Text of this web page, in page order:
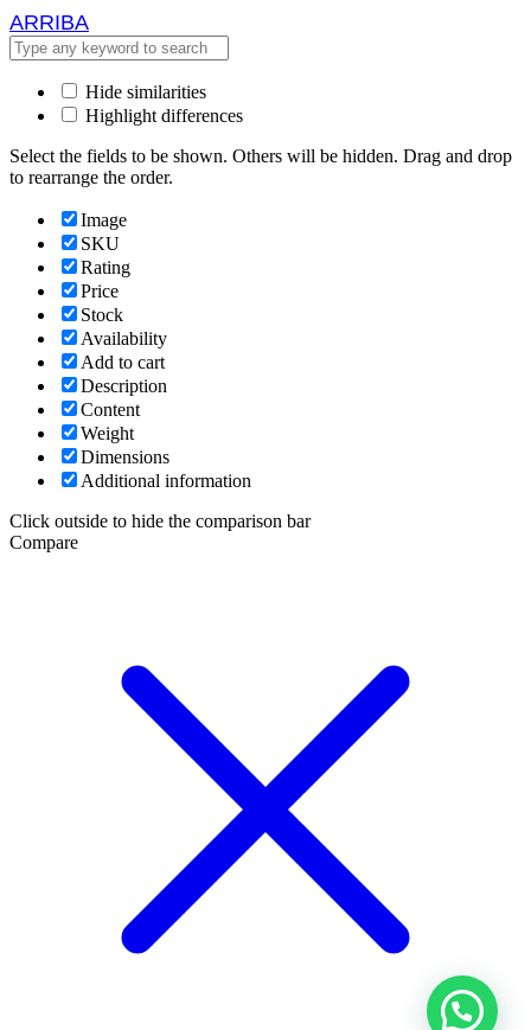
ARRIBAARRIBA
Hide similarities
Highlight differences
Select the fields to be shown. Others will be hidden. Drag and drop
to rearrange the order.
Image
SKU
Rating
Price
Stock
Availability
Add to cart
Description
Content
Weight
Dimensions
Additional information
Click outside to hide the comparison bar
Compare